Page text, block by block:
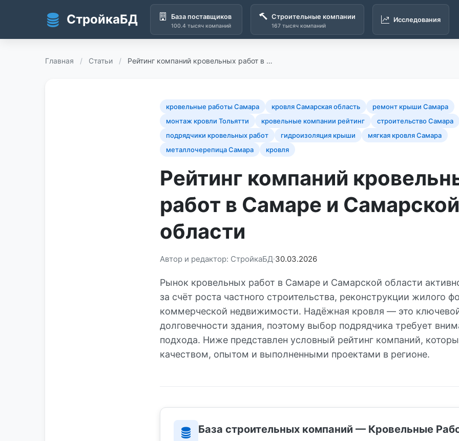
СтройкаБД База поставщиков
100.4 тысяч компаний
Строительные компании
167 тысяч компаний
Исследования
Главная / Статьи / Рейтинг компаний кровельных работ в …
кровельные работы Самара кровля Самарская область
ремонт крыши Самара
монтаж кровли Тольятти
кровельные компании рейтинг
строительство Самара
подрядчики кровельных работ
гидроизоляция крыши
мягкая кровля Самара
металлочерепица Самара
кровля
Рейтинг компаний
работ в Самаре и Самарской
области
Автор и редактор: СтройкаБД 30.03.2026
Рынок кровельных работ в Самаре и Самарской области
за счёт роста частного строительства, реконструкции жилого
коммерческой недвижимости. Надёжная кровля — это
долговечности здания, поэтому выбор подрядчика требует
подхода. Ниже представлен условный рейтинг компаний,
качеством, опытом и выполненными проектами в регионе.
База строительных компаний — Кровельные